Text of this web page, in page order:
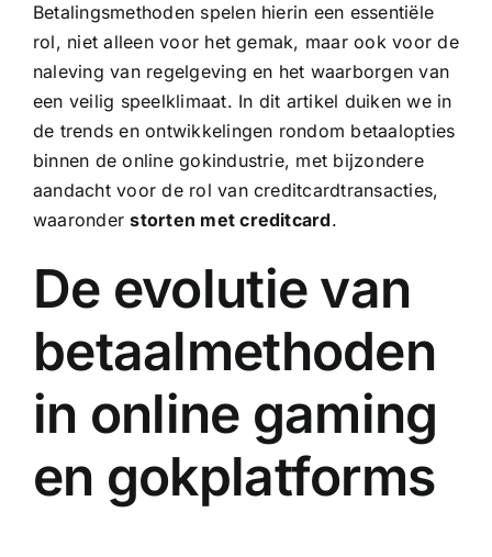
Betalingsmethoden spelen hierin een essentiële
rol, niet alleen voor het gemak, maar ook voor de
naleving van regelgeving en het waarborgen van
een veilig speelklimaat. In dit artikel duiken we in
de trends en ontwikkelingen rondom betaalopties
binnen de online gokindustrie, met bijzondere
aandacht voor de rol van creditcardtransacties,
waaronderstorten met creditcard.
De evolutie van
betaalmethoden
in online gaming
en gokplatforms